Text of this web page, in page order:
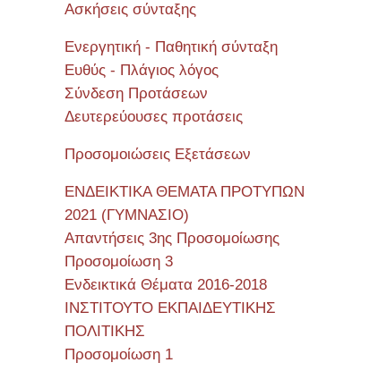
Ασκήσεις σύνταξης
Ενεργητική - Παθητική σύνταξη
Ευθύς - Πλάγιος λόγος
Σύνδεση Προτάσεων
Δευτερεύουσες προτάσεις
Προσομοιώσεις Εξετάσεων
ΕΝΔΕΙΚΤΙΚΑ ΘΕΜΑΤΑ ΠΡΟΤΥΠΩΝ
2021 (ΓΥΜΝΑΣΙΟ)
Απαντήσεις 3ης Προσομοίωσης
Προσομοίωση 3
Ενδεικτικά Θέματα 2016-2018
ΙΝΣΤΙΤΟΥΤΟ ΕΚΠΑΙΔΕΥΤΙΚΗΣ
ΠΟΛΙΤΙΚΗΣ
Προσομοίωση 1